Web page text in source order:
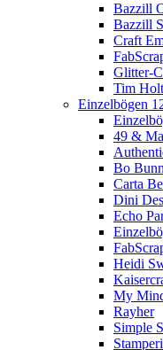
Bazzill
Bazzill
Craft
Glitter-
Tim
Einzelbögen
49 &
Bo
Carta
Dini
Echo
Heidi
My
Rayher
Simple